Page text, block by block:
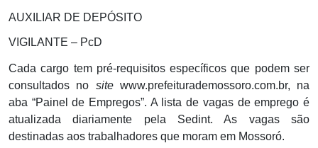
AUXILIAR DE DEPÓSITO
VIGILANTE – PcD
Cada cargo tem pré-requisitos específicos que podem ser
consultados no sitewww.prefeiturademossoro.com.br, na
aba “Painel de Empregos”. A lista de vagas de emprego é
atualizada diariamente pela Sedint. As vagas são
destinadas aos trabalhadores que moram em Mossoró.